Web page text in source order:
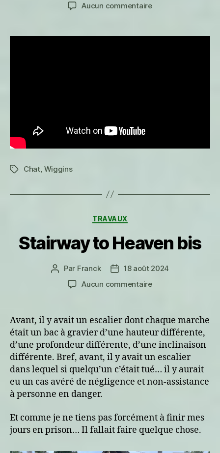
l’article
Aucun commentairesur
Étiquettes
Chat Wiggins
Catégories
TRAVAUX
Stairway to Heaven bis
Auteur
l’article
Par Franck
Date18 août 2024
Aucun commentairesur
Heaven
Avant, il y avait un escalier dont chaque marche
était un bac à gravier d’une hauteur différente,
d’une profondeur différente, d’une inclinaison
différente. Bref, avant, il y avait un escalier
dans lequel si quelqu’un c’était tué… il y aurait
eu un cas avéré de négligence et non-assistance
à personne en danger.
Et comme je ne tiens pas forcément à finir mes
jours en prison… Il fallait faire quelque chose.